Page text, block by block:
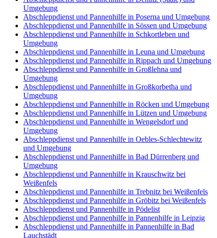
Umgebung
Abschleppdienst und Pannenhilfe in Poserna und Umgebung
Abschleppdienst und Pannenhilfe in Sössen und Umgebung
Abschleppdienst und Pannenhilfe in Schkortleben und
Umgebung
Abschleppdienst und Pannenhilfe in Leuna und Umgebung
Abschleppdienst und Pannenhilfe in Rippach und Umgebung
Abschleppdienst und Pannenhilfe in Großlehna und
Umgebung
Abschleppdienst und Pannenhilfe in Großkorbetha und
Umgebung
Abschleppdienst und Pannenhilfe in Röcken und Umgebung
Abschleppdienst und Pannenhilfe in Lützen und Umgebung
Abschleppdienst und Pannenhilfe in Wengelsdorf und
Umgebung
Abschleppdienst und Pannenhilfe in Oebles-Schlechtewitz
und Umgebung
Abschleppdienst und Pannenhilfe in Bad Dürrenberg und
Umgebung
Abschleppdienst und Pannenhilfe in Krauschwitz bei
Weißenfels
Abschleppdienst und Pannenhilfe in Trebnitz bei Weißenfels
Abschleppdienst und Pannenhilfe in Gröbitz bei Weißenfels
Abschleppdienst und Pannenhilfe in Pödelist
Abschleppdienst und Pannenhilfe in Pannenhilfe in Leipzig
Abschleppdienst und Pannenhilfe in Pannenhilfe in Bad
Lauchstädt